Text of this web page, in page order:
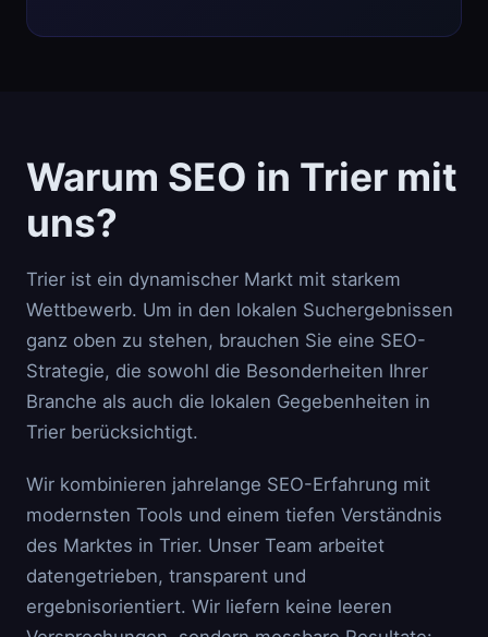
Warum SEO in Trier mit
uns?
Trier ist ein dynamischer Markt mit starkem
Wettbewerb. Um in den lokalen Suchergebnissen
ganz oben zu stehen, brauchen Sie eine SEO-
Strategie, die sowohl die Besonderheiten Ihrer
Branche als auch die lokalen Gegebenheiten in
Trier berücksichtigt.
Wir kombinieren jahrelange SEO-Erfahrung mit
modernsten Tools und einem tiefen Verständnis
des Marktes in Trier. Unser Team arbeitet
datengetrieben, transparent und
ergebnisorientiert. Wir liefern keine leeren